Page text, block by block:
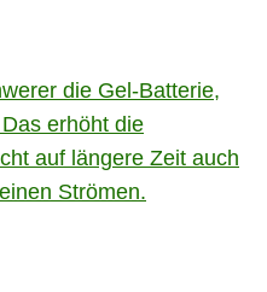
die Gel-Batterie,
erhöht die
auf längere Zeit auch
Strömen.